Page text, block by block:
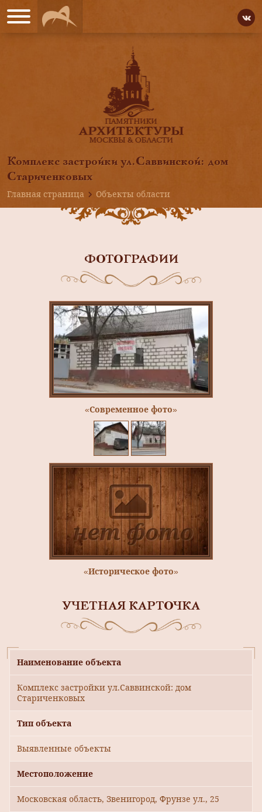
Комплекс застройки ул.Саввинской: дом
Стариченковых
Главная страница
Объекты области
ФОТОГРАФИИ
«Современное фото»
«Историческое фото»
УЧЕТНАЯ КАРТОЧКА
Наименование объекта
Комплекс застройки ул.Саввинской: дом
Стариченковых
Тип объекта
Выявленные объекты
Местоположение
Московская область, Звенигород, Фрунзе ул., 25